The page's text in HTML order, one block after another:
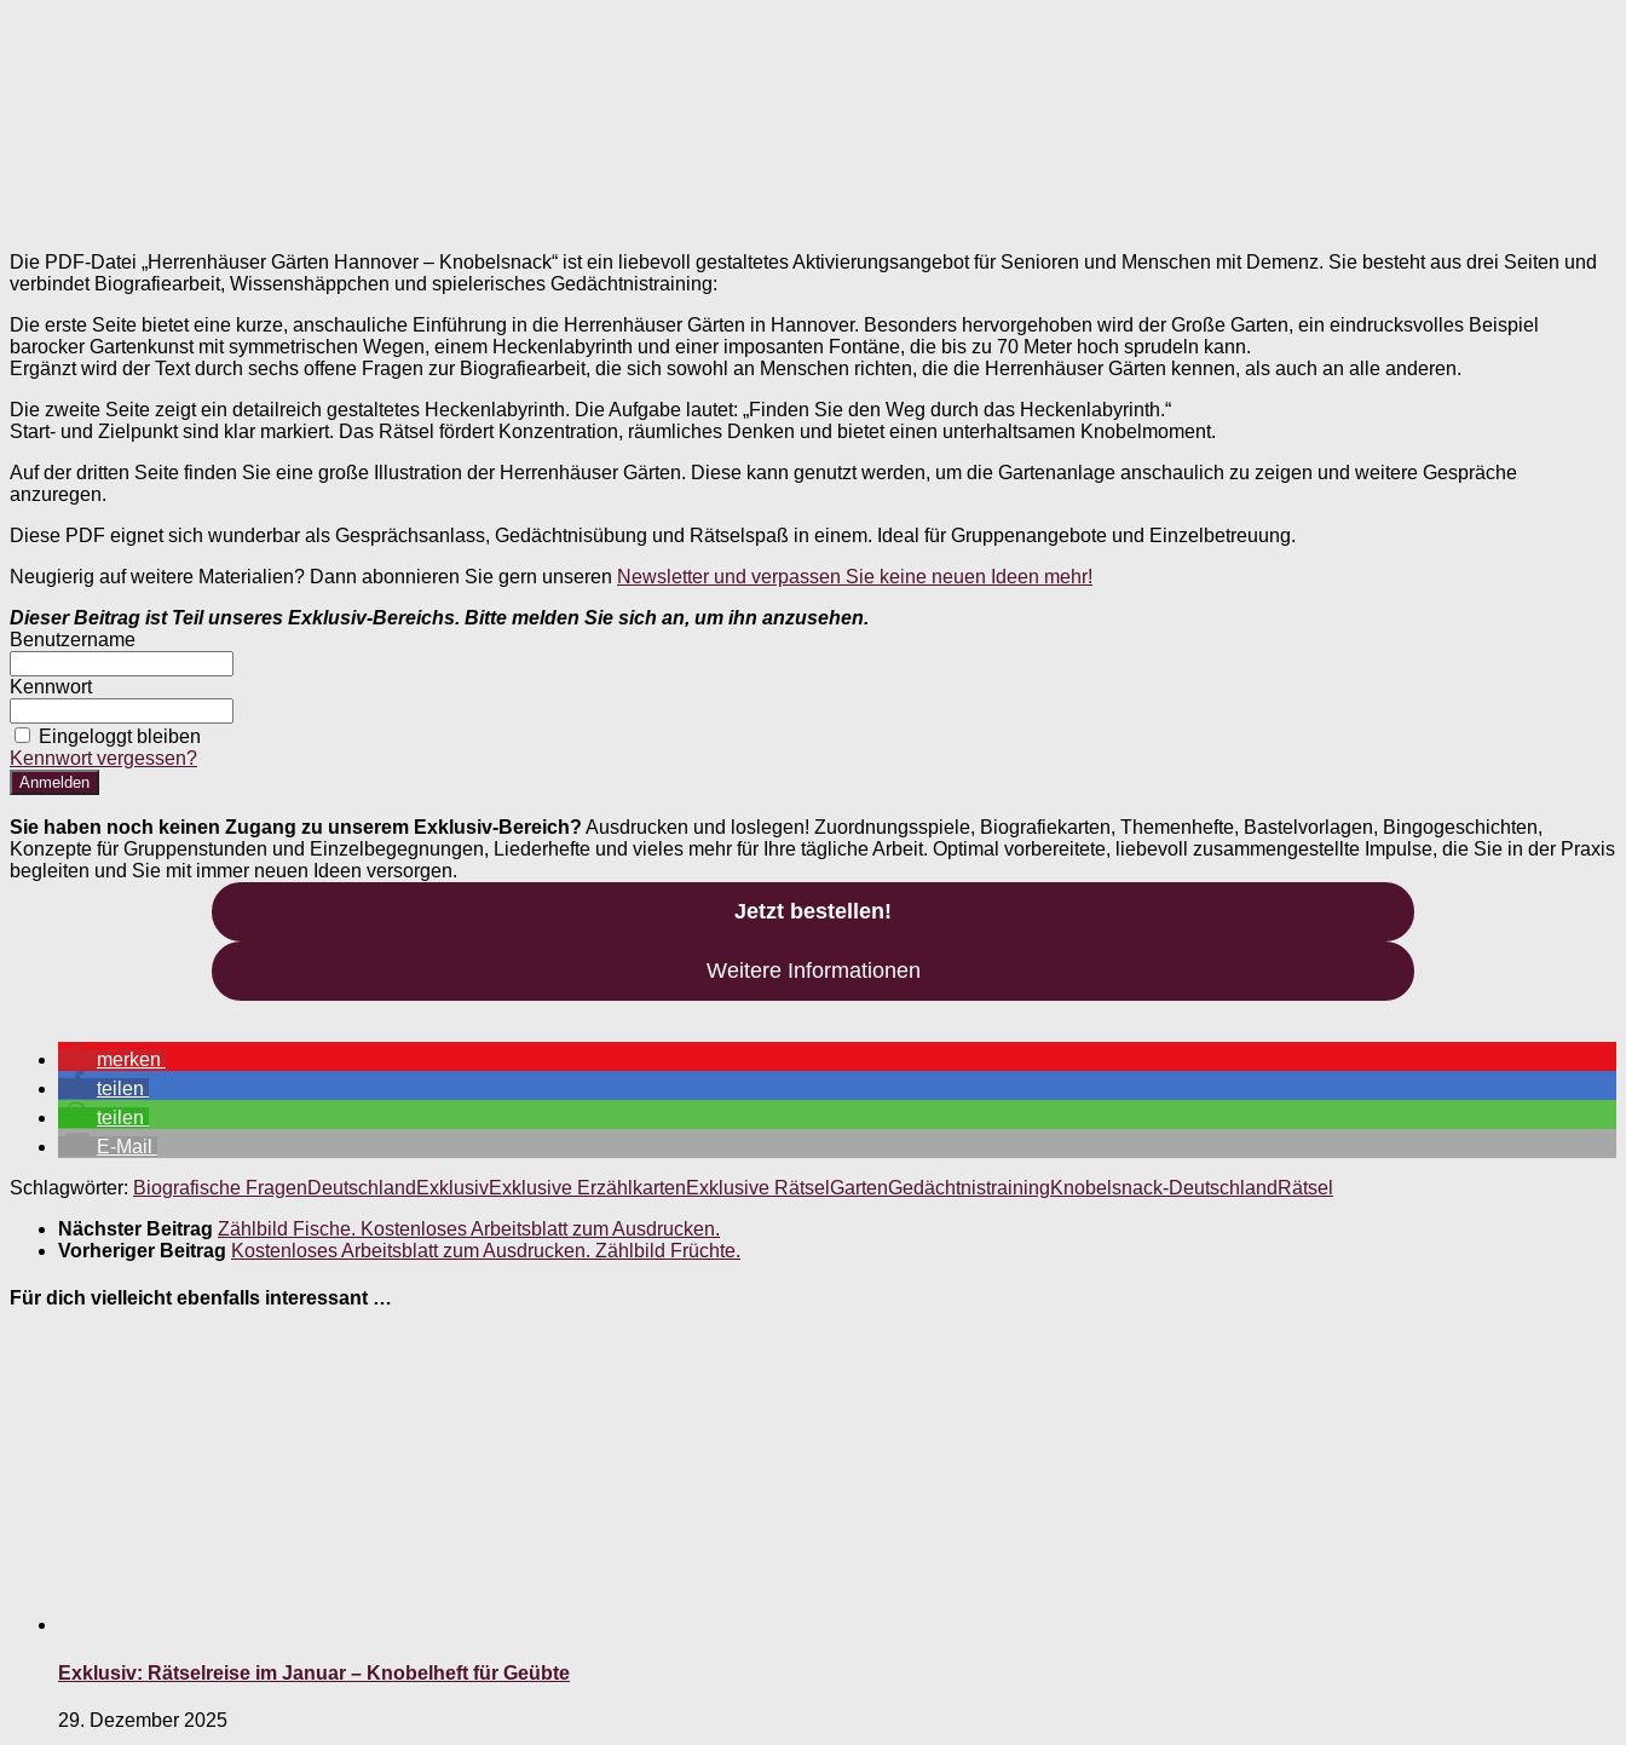
Die PDF-Datei „Herrenhäuser Gärten Hannover – Knobelsnack“ ist ein liebevoll gestaltetes Aktivierungsangebot für Senioren und Menschen mit Demenz. Sie besteht aus drei Seiten und
verbindet Biografiearbeit, Wissenshäppchen und spielerisches Gedächtnistraining:
Die erste Seite bietet eine kurze, anschauliche Einführung in die Herrenhäuser Gärten in Hannover. Besonders hervorgehoben wird der Große Garten, ein eindrucksvolles Beispiel
barocker Gartenkunst mit symmetrischen Wegen, einem Heckenlabyrinth und einer imposanten Fontäne, die bis zu 70 Meter hoch sprudeln kann.
Ergänzt wird der Text durch sechs offene Fragen zur Biografiearbeit, die sich sowohl an Menschen richten, die die Herrenhäuser Gärten kennen, als auch an alle anderen.
Die zweite Seite zeigt ein detailreich gestaltetes Heckenlabyrinth. Die Aufgabe lautet: „Finden Sie den Weg durch das Heckenlabyrinth.“
Start- und Zielpunkt sind klar markiert. Das Rätsel fördert Konzentration, räumliches Denken und bietet einen unterhaltsamen Knobelmoment.
Auf der dritten Seite finden Sie eine große Illustration der Herrenhäuser Gärten. Diese kann genutzt werden, um die Gartenanlage anschaulich zu zeigen und weitere Gespräche
anzuregen.
Diese PDF eignet sich wunderbar als Gesprächsanlass, Gedächtnisübung und Rätselspaß in einem. Ideal für Gruppenangebote und Einzelbetreuung.
Neugierig auf weitere Materialien? Dann abonnieren Sie gern unseren Newsletter und verpassen Sie keine neuen Ideen mehr!
Dieser Beitrag ist Teil unseres Exklusiv-Bereichs. Bitte melden Sie sich an, um ihn anzusehen.
Benutzername
Kennwort
Eingeloggt bleiben
Kennwort vergessen?
Sie haben noch keinen Zugang zu unserem Exklusiv-Bereich? Ausdrucken und loslegen! Zuordnungsspiele, Biografiekarten, Themenhefte, Bastelvorlagen, Bingogeschichten,
Konzepte für Gruppenstunden und Einzelbegegnungen, Liederhefte und vieles mehr für Ihre tägliche Arbeit. Optimal vorbereitete, liebevoll zusammengestellte Impulse, die Sie in der Praxis
begleiten und Sie mit immer neuen Ideen versorgen.
Jetzt bestellen!
Weitere Informationen
merken
teilen
teilen
E-Mail
Schlagwörter: Biografische FragenDeutschland ExklusivExklusive ErzählkartenExklusive Rätsel GartenGedächtnistrainingKnobelsnack-Deutschland Rätsel
Nächster Beitrag Zählbild Fische. Kostenloses Arbeitsblatt zum Ausdrucken.
Vorheriger Beitrag Kostenloses Arbeitsblatt zum Ausdrucken. Zählbild Früchte.
Für dich vielleicht ebenfalls interessant …
Exklusiv: Rätselreise im Januar – Knobelheft für Geübte
29. Dezember 2025